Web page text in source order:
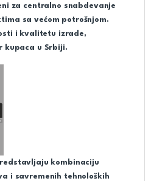
za centralno snabdevanje
sa većom potrošnjom.
i kvalitetu izrade,
kupaca u Srbiji.
kombinaciju
i savremenih tehnoloških